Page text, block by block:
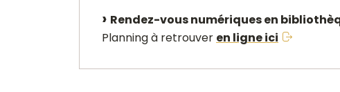
Rendez-vous numériques en
Planning à retrouver en ligne ici